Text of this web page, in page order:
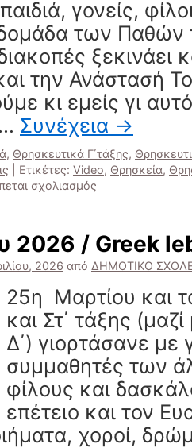
γονείς,
των Παθών
ξεκινάει
την Ανάστασή
κι εμείς γι
Συνέχεια →
, Θρησκευτικά Γ΄τάξης,
Ετικέτες: Video, Θρησκεία,
σχολιασμός
Happy
Easter
2026 / Greek
2026 από ΔΗΜΟΤΙΚΟ
25η Μαρτίου και
και Στ΄ τάξης
Δ΄) γιορτάσανε με
συμμαθητές των
φίλους και
επέτειο και τον
χοροί,